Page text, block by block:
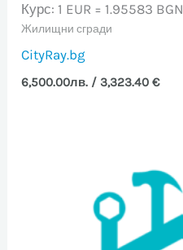
Курс: 1 EUR = 1.95583 BGN
Жилищни сгради
CityRay.bg
6,500.00лв. / 3,323.40 €